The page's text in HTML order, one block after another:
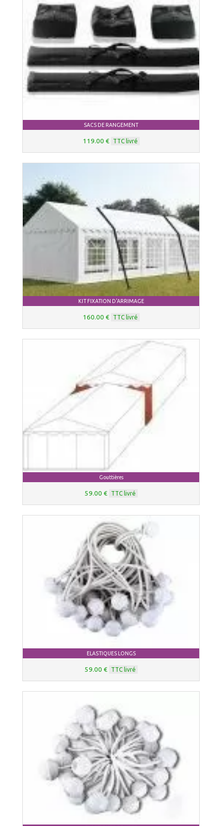
SACS DE RANGEMENT
119.00 € TTC livré
KIT FIXATION D'ARRIMAGE
160.00 € TTC livré
Gouttières
59.00 € TTC livré
ELASTIQUES LONGS
59.00 € TTC livré